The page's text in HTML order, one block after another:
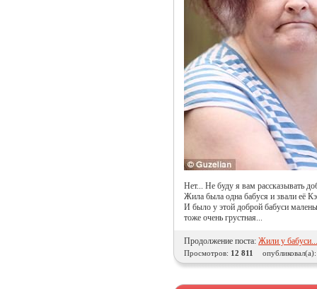
Нет... Не буду я вам рассказывать
Жила была одна бабуся и звали её
И было у этой доброй бабуси
тоже очень грустная...
Продолжение поста: Жили у бабуси...
Просмотров: 12 811